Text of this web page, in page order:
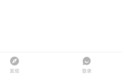
发现 登录